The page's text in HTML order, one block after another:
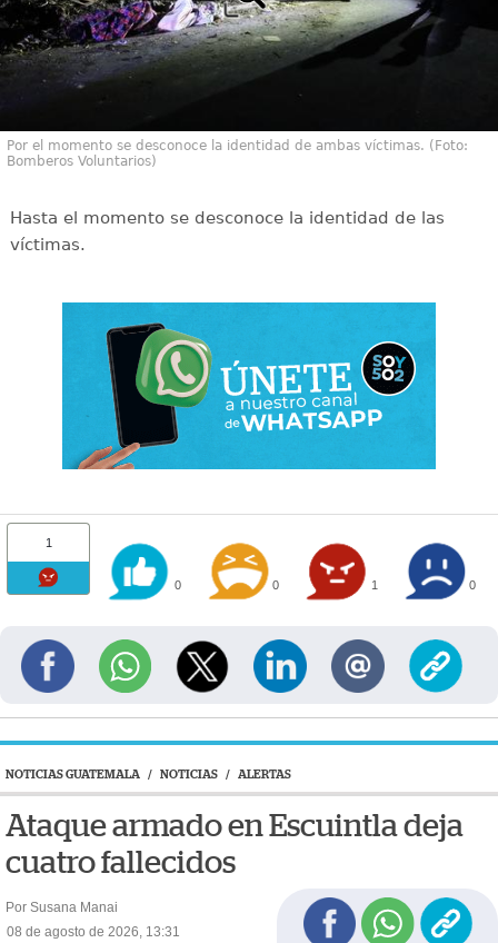
Por el momento se desconoce la identidad de ambas víctimas. (Foto:
Bomberos Voluntarios)
Hasta el momento se desconoce la identidad de las
víctimas.
1
0 0 1 0
NOTICIAS GUATEMALA / NOTICIAS / ALERTAS
Ataque armado en Escuintla deja
cuatro fallecidos
Por Susana Manai
08 de agosto de 2026, 13:31